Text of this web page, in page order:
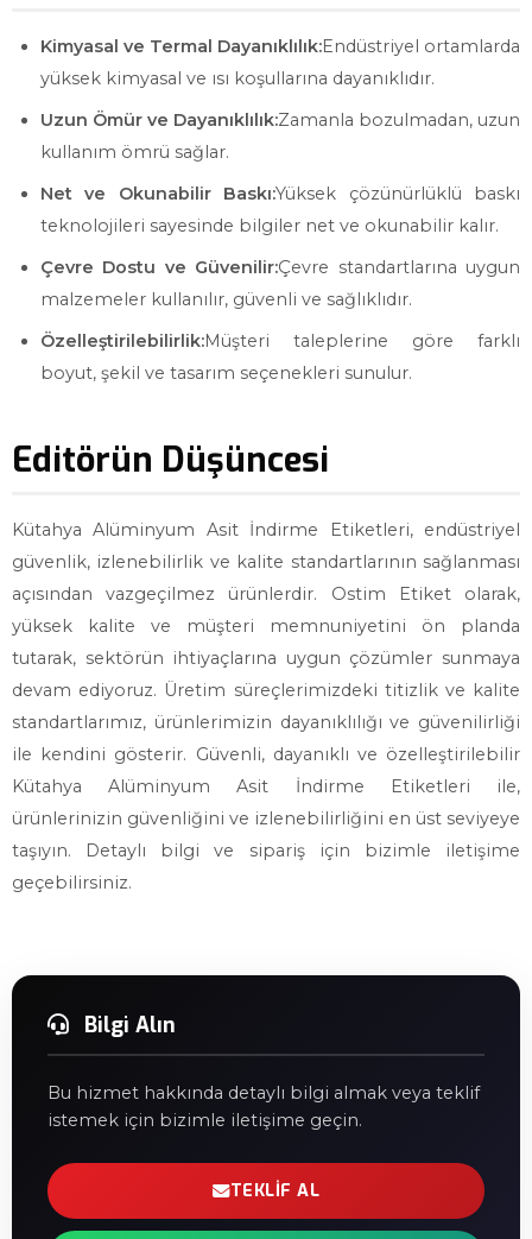
Kimyasal ve Termal Dayanıklılık:Endüstriyel ortamlarda
yüksek kimyasal ve ısı koşullarına dayanıklıdır.
Uzun Ömür ve Dayanıklılık:Zamanla bozulmadan, uzun
kullanım ömrü sağlar.
Net ve Okunabilir Baskı:Yüksek çözünürlüklü baskı
teknolojileri sayesinde bilgiler net ve okunabilir kalır.
Çevre Dostu ve Güvenilir:Çevre standartlarına uygun
malzemeler kullanılır, güvenli ve sağlıklıdır.
Özelleştirilebilirlik:Müşteri taleplerine göre farklı
boyut, şekil ve tasarım seçenekleri sunulur.
Editörün Düşüncesi
Kütahya Alüminyum Asit İndirme Etiketleri, endüstriyel
güvenlik, izlenebilirlik ve kalite standartlarının sağlanması
açısından vazgeçilmez ürünlerdir. Ostim Etiket olarak,
yüksek kalite ve müşteri memnuniyetini ön planda
tutarak, sektörün ihtiyaçlarına uygun çözümler sunmaya
devam ediyoruz. Üretim süreçlerimizdeki titizlik ve kalite
standartlarımız, ürünlerimizin dayanıklılığı ve güvenilirliği
ile kendini gösterir. Güvenli, dayanıklı ve özelleştirilebilir
Kütahya Alüminyum Asit İndirme Etiketleri ile,
ürünlerinizin güvenliğini ve izlenebilirliğini en üst seviyeye
taşıyın. Detaylı bilgi ve sipariş için bizimle iletişime
geçebilirsiniz.
Bilgi Alın
Bu hizmet hakkında detaylı bilgi almak veya teklif
istemek için bizimle iletişime geçin.
TEKLIF AL